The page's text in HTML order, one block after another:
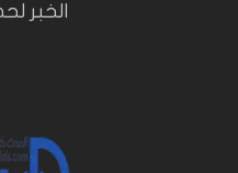
الخبر